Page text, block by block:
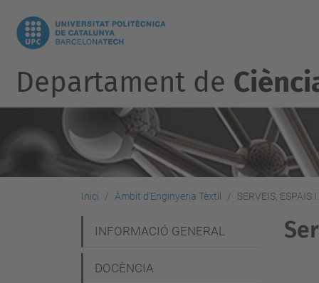
Departament de
Inici Àmbit d'Enginyeria Tèxtil SERVEIS, ESPAIS
a
INFORMACIÓ GENERAL
DOCÈNCIA